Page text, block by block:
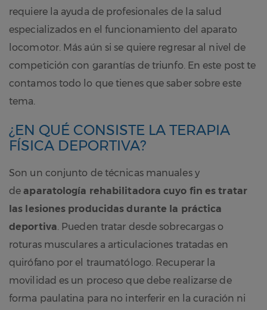
requiere la ayuda de profesionales de la salud
especializados en el funcionamiento del aparato
locomotor. Más aún si se quiere regresar al nivel de
competición con garantías de triunfo. En este post te
contamos todo lo que tienes que saber sobre este
tema.
¿EN QUÉ CONSISTE LA TERAPIA
FÍSICA DEPORTIVA?
Son un conjunto de técnicas manuales y
deaparatología rehabilitadora cuyo fin es tratar
las lesiones producidas durante la práctica
deportiva. Pueden tratar desde sobrecargas o
roturas musculares a articulaciones tratadas en
quirófano por el traumatólogo. Recuperar la
movilidad es un proceso que debe realizarse de
forma paulatina para no interferir en la curación ni